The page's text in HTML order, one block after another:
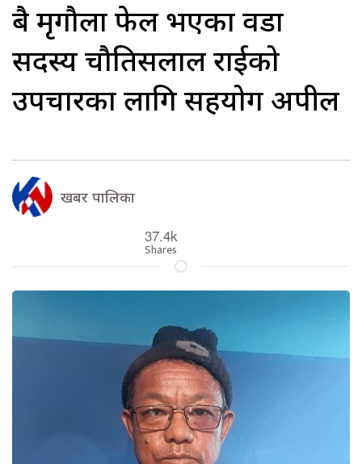
दुबै मृगौला फेल भएका वडा
सदस्य चौतिसलाल राईको
उपचारका लागि सहयोग अपील
खबर पालिका
37.4k
Shares